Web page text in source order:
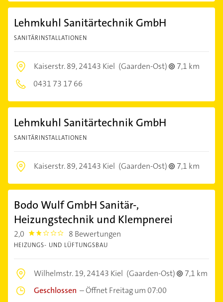
Lehmkuhl Sanitärtechnik GmbH
SANITÄRINSTALLATIONEN
Kaiserstr. 89,24143 Kiel (Gaarden-Ost)
7,1 km
0431 73 17 66
Lehmkuhl Sanitärtechnik GmbH
SANITÄRINSTALLATIONEN
Kaiserstr. 89,24143 Kiel (Gaarden-Ost) 7,1 km
Bodo Wulf GmbH Sanitär-,
Heizungstechnik und Klempnerei
2,0 2.0 8 Bewertungen
HEIZUNGS- UND LÜFTUNGSBAU
Wilhelmstr. 19,24143 Kiel (Gaarden-Ost)
7,1 km
Geschlossen –Öffnet Freitag um 07:00